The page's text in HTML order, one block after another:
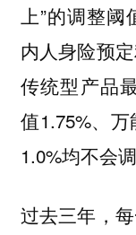
上”的调整
内人身险预
传统型产品
值1.75%、
1.0%均不会调
过去三年，